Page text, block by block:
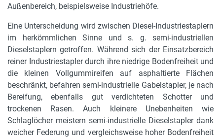
Außenbereich, beispielsweise Industriehöfe.
Eine Unterscheidung wird zwischen Diesel-Industriestaplern
im herkömmlichen Sinne und s. g. semi-industriellen
Dieselstaplern getroffen. Während sich der Einsatzbereich
reiner Industriestapler durch ihre niedrige Bodenfreiheit und
die kleinen Vollgummireifen auf asphaltierte Flächen
beschränkt, befahren semi-industrielle Gabelstapler, je nach
Bereifung, ebenfalls gut verdichteten Schotter und
trockenen Rasen. Auch kleinere Unebenheiten wie
Schlaglöcher meistern semi-industrielle Dieselstapler dank
weicher Federung und vergleichsweise hoher Bodenfreiheit